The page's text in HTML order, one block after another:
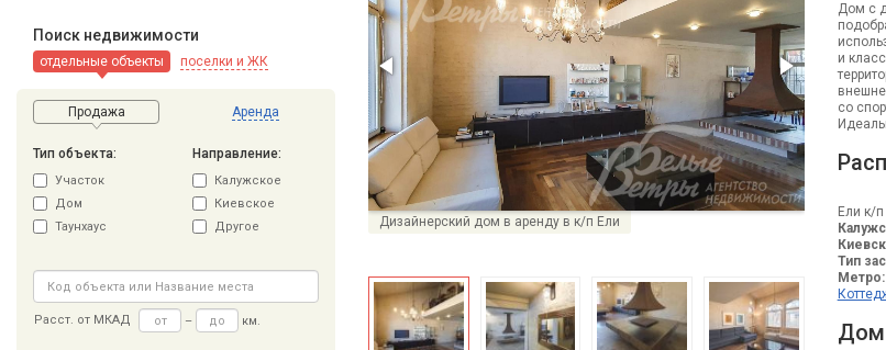
Поиск недвижимости
отдельные объекты поселки и ЖК
Продажа Аренда
Тип объекта:
Участок
Дом
Таунхаус
Направление:
Калужское
Киевское
Другое
Расст. от МКАД – км.
Дизайнерский дом в аренду в к/п Ели
Дом с
и
со
Ели к/
Тип
Метро:
Дом